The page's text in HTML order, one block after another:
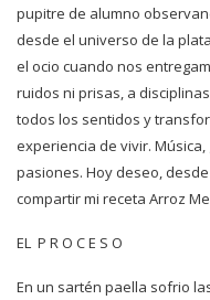
pupitre de alumno
desde el universo de la
el ocio cuando nos
ruidos ni prisas, a
todos los sentidos y
experiencia de vivir.
pasiones. Hoy deseo,
compartir mi receta Arroz
EL P R O C E S O
En un sartén paella sofrio